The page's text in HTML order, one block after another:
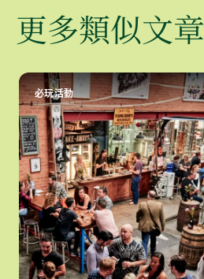
更多類似文章
必玩活動